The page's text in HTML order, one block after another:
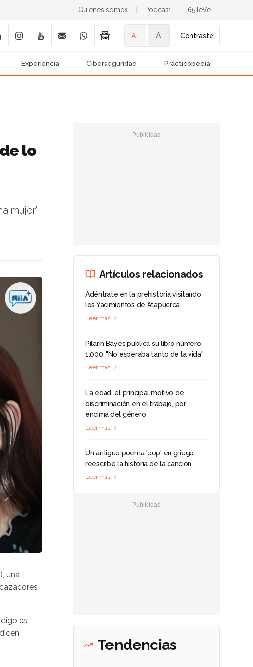
Quiénes somos Podcast 65TeVe
A- A Contraste
Experiencia Ciberseguridad Practicopedia
lo
mujer'
una
es
Artículos relacionados
Adéntrate en la prehistoria visitando
los Yacimientos de Atapuerca
Leer más
Pilarín Bayés publica su libro número
1.000: "No esperaba tanto de la vida"
Leer más
La edad, el principal motivo de
discriminación en el trabajo, por
encima del género
Leer más
Un antiguo poema 'pop' en griego
reescribe la historia de la canción
Leer más
Tendencias